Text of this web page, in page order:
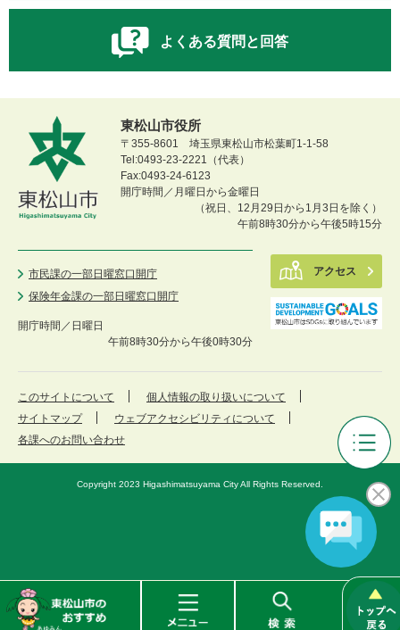
松
審
等
メ
ニ
ュ
ー
よくある質問と回答
東松山市役所
〒355-8601 埼玉県東松山市松葉町1-1-58
Tel:0493-23-2221（代表）
Fax:0493-24-6123
開庁時間／月曜日から金曜日
（祝日、12月29日から1月3日を除く）
午前8時30分から午後5時15分
市民課の一部日曜窓口開庁
保険年金課の一部日曜窓口開庁
開庁時間／ 日曜日
午前8時30分から午後0時30分
アクセス
このサイトについて
個人情報の取り扱いについて
サイトマップ
ウェブアクセシビリティについて
各課へのお問い合わせ
Copyright 2023 Higashimatsuyama City All Rights Reserved.